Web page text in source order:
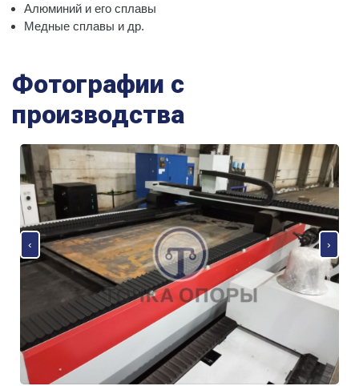
Алюминий и его сплавы
Медные сплавы и др.
Фотографии с
производства
‹ ›